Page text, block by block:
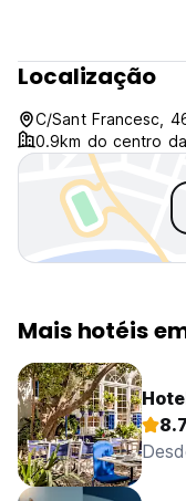
Recepção 24 horas.
Sem toque de
Não são permitidos
Pedidos: Embora
pedidos serão
seu quarto.
Exceto para reservas
quartos triplos, a
pessoas.
(Auto-translated from
Localização
C/Sant Francesc,
0.9km do centro
Mais hotéis
8.7